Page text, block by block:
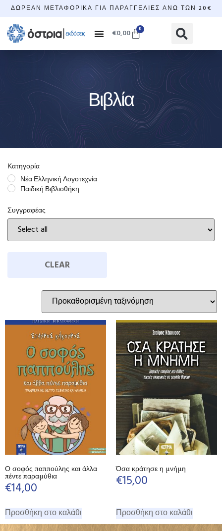
ΔΩΡΕΆΝ ΜΕΤΑΦΟΡΙΚΆ ΓΙΑ ΠΑΡΑΓΓΕΛΊΕΣ ΆΝΩ ΤΩΝ 20€
€0,00 0
Βιβλία
Κατηγορία
Νέα Ελληνική Λογοτεχνία
Παιδική Βιβλιοθήκη
Συγγραφέας
CLEAR
Ο σοφός παππούλης και άλλα
πέντε παραμύθια
€14,00
Προσθήκη στο καλάθι
Όσα κράτησε η μνήμη
€15,00
Προσθήκη στο καλάθι